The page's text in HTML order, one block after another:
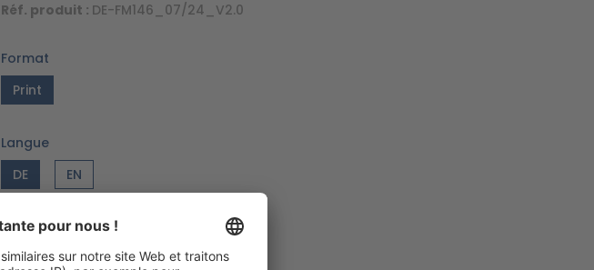
Réf. produit : DE-FM146_07/24_V2.0
Format
Print
Langue
DE
EN
Version
07/24_V2.0